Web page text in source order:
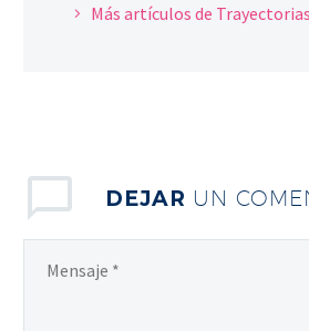
Más artículos de
DEJAR UN